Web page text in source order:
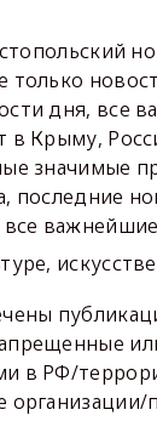
только
дня, все
в Крыму,
значимые
последние
в РФ/
организации/